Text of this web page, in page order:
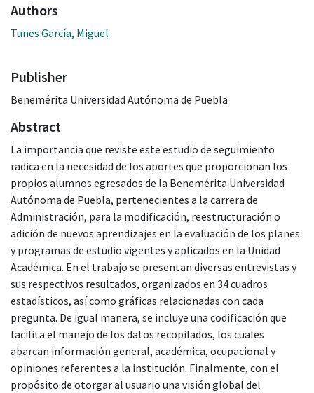
Authors
Tunes García, Miguel
Publisher
Benemérita Universidad Autónoma de Puebla
Abstract
La importancia que reviste este estudio de seguimiento
radica en la necesidad de los aportes que proporcionan los
propios alumnos egresados de la Benemérita Universidad
Autónoma de Puebla, pertenecientes a la carrera de
Administración, para la modificación, reestructuración o
adición de nuevos aprendizajes en la evaluación de los planes
y programas de estudio vigentes y aplicados en la Unidad
Académica. En el trabajo se presentan diversas entrevistas y
sus respectivos resultados, organizados en 34 cuadros
estadísticos, así como gráficas relacionadas con cada
pregunta. De igual manera, se incluye una codificación que
facilita el manejo de los datos recopilados, los cuales
abarcan información general, académica, ocupacional y
opiniones referentes a la institución. Finalmente, con el
propósito de otorgar al usuario una visión global del